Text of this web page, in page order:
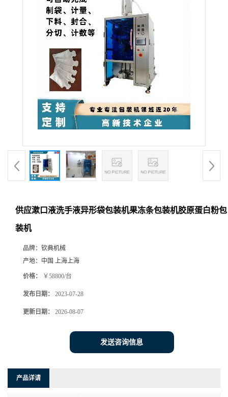
供应漱口液洗手液异形袋包装机果冻条包装机胶原蛋白粉包
装机
品牌： 钦典机械
产地： 中国 上海上海
价格： ￥58800/台
发布日期： 2023-07-28
更新日期： 2026-08-07
发送咨询信息
产品详请